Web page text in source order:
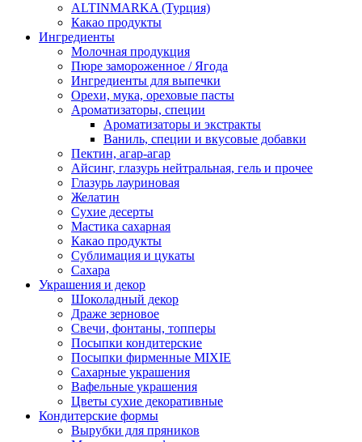
ALTINMARKA (Турция)
Какао продукты
Ингредиенты
Молочная продукция
Пюре замороженное / Ягода
Ингредиенты для выпечки
Орехи, мука, ореховые пасты
Ароматизаторы, специи
Ароматизаторы и экстракты
Ваниль, специи и вкусовые добавки
Пектин, агар-агар
Айсинг, глазурь нейтральная, гель и прочее
Глазурь лауриновая
Желатин
Сухие десерты
Мастика сахарная
Какао продукты
Сублимация и цукаты
Сахара
Украшения и декор
Шоколадный декор
Драже зерновое
Свечи, фонтаны, топперы
Посыпки кондитерские
Посыпки фирменные MIXIE
Сахарные украшения
Вафельные украшения
Цветы сухие декоративные
Кондитерские формы
Вырубки для пряников